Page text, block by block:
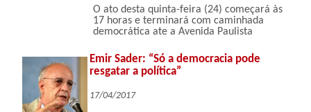
O ato desta quinta-feira (24) começará às
17 horas e terminará com caminhada
democrática ate a Avenida Paulista
Emir Sader: “Só a democracia pode
resgatar a política”
17/04/2017